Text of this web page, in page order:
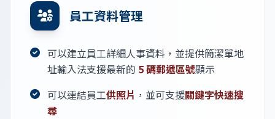
員工資料管理
可以建立員工詳細人事資料，並提供簡潔單地
址輸入法支援最新的 5 碼郵遞區號顯示
可以連結員工供照片 ，並可支援關鍵字快速搜
尋